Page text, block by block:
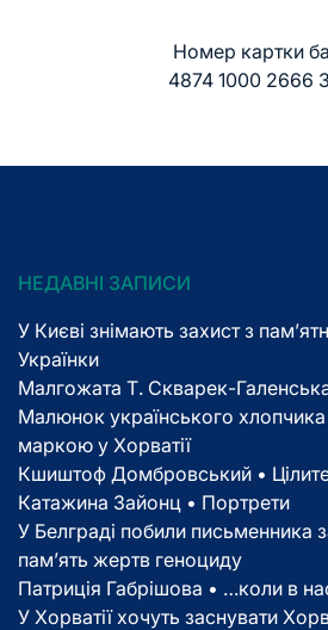
Номер картки
4874 1000 2666
НЕДАВНІ ЗАПИСИ
У Києві знімають захист з
Українки
Малгожата Т. Скварек-
Малюнок українського
маркою у Хорватії
Кшиштоф Домбровський •
Катажина Зайонц • Портрети
У Белграді побили письменника
пам’ять жертв геноциду
Патриція Габрішова • …коли в
У Хорватії хочуть заснувати